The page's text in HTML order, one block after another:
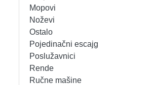
PIZZA PEKAČI
PODNE VAGE
REŠOI
ŠERPE
SERVERI
SETOVI ŠERPI
Mopovi
Noževi
Ostalo
Pojedinačni escajg
Poslužavnici
Rende
Ručne mašine